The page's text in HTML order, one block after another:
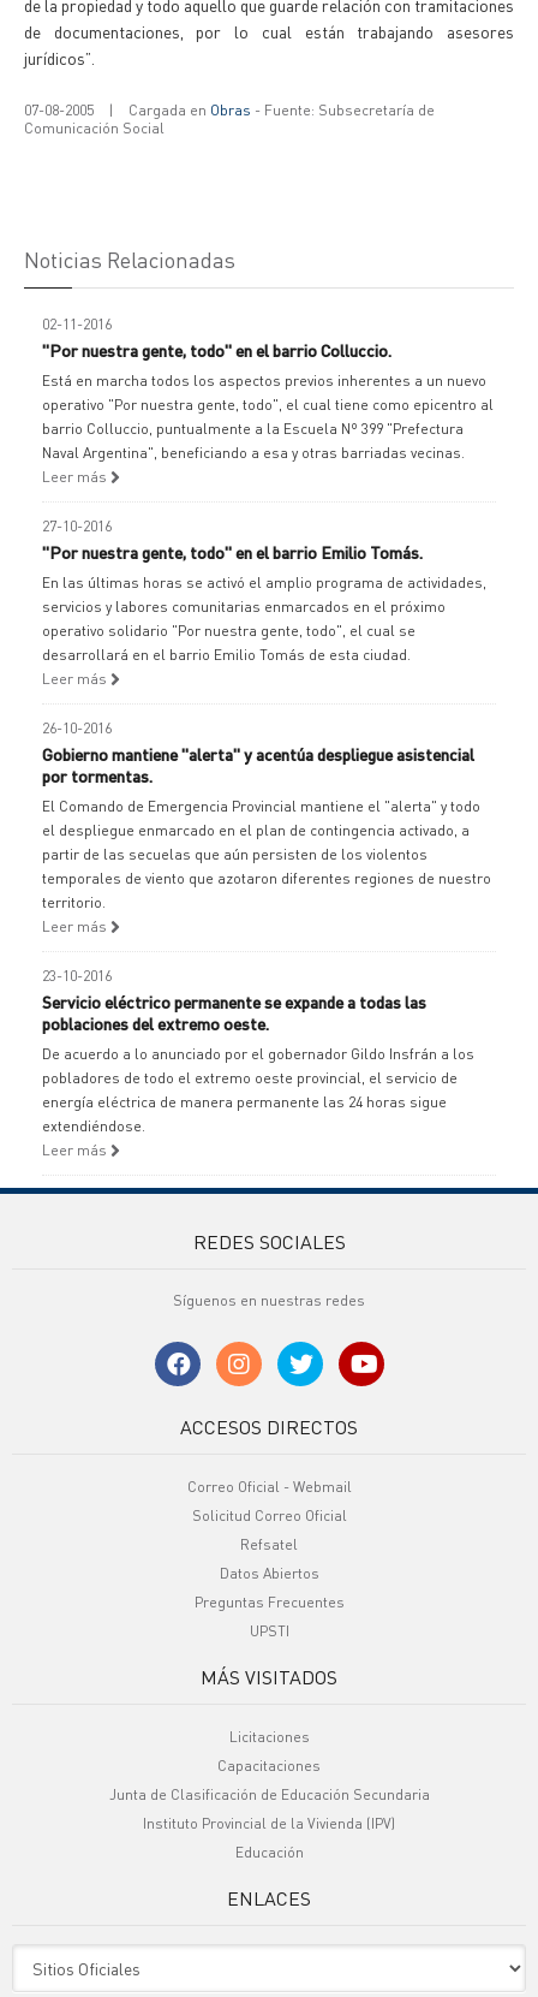
de la propiedad y todo aquello que guarde relación con tramitaciones
de documentaciones, por lo cual están trabajando asesores
jurídicos”.
07-08-2005 | Cargada en Obras - Fuente: Subsecretaría de
Comunicación Social
Noticias Relacionadas
02-11-2016
"Por nuestra gente, todo" en el barrio Colluccio.
Está en marcha todos los aspectos previos inherentes a un nuevo
operativo "Por nuestra gente, todo", el cual tiene como epicentro al
barrio Colluccio, puntualmente a la Escuela Nº 399 "Prefectura
Naval Argentina", beneficiando a esa y otras barriadas vecinas.
Leer más
27-10-2016
"Por nuestra gente, todo" en el barrio Emilio Tomás.
En las últimas horas se activó el amplio programa de actividades,
servicios y labores comunitarias enmarcados en el próximo
operativo solidario "Por nuestra gente, todo", el cual se
desarrollará en el barrio Emilio Tomás de esta ciudad.
Leer más
26-10-2016
Gobierno mantiene "alerta" y acentúa despliegue asistencial
por tormentas.
El Comando de Emergencia Provincial mantiene el "alerta" y todo
el despliegue enmarcado en el plan de contingencia activado, a
partir de las secuelas que aún persisten de los violentos
temporales de viento que azotaron diferentes regiones de nuestro
territorio.
Leer más
23-10-2016
Servicio eléctrico permanente se expande a todas las
poblaciones del extremo oeste.
De acuerdo a lo anunciado por el gobernador Gildo Insfrán a los
pobladores de todo el extremo oeste provincial, el servicio de
energía eléctrica de manera permanente las 24 horas sigue
extendiéndose.
Leer más
REDES SOCIALES
Síguenos en nuestras redes
ACCESOS DIRECTOS
Correo Oficial - Webmail
Solicitud Correo Oficial
Refsatel
Datos Abiertos
Preguntas Frecuentes
UPSTI
MÁS VISITADOS
Licitaciones
Capacitaciones
Junta de Clasificación de Educación Secundaria
Instituto Provincial de la Vivienda (IPV)
Educación
ENLACES